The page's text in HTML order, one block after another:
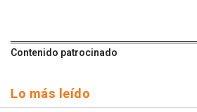
Contenido patrocinado
Lo más leído